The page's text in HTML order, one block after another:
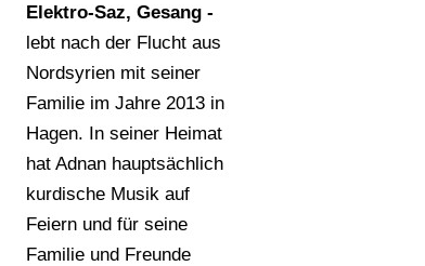
Elektro-Saz, Gesang -
lebt nach der Flucht aus
Nordsyrien mit seiner
Familie im Jahre 2013 in
Hagen. In seiner Heimat
hat Adnan hauptsächlich
kurdische Musik auf
Feiern und für seine
Familie und Freunde